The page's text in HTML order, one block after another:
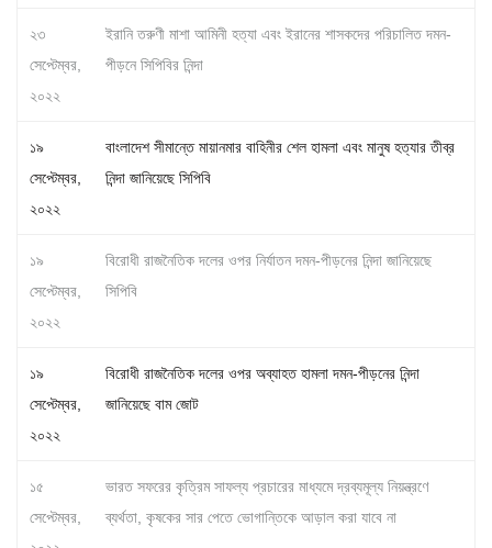
২৩
সেপ্টেম্বর,
২০২২
ইরানি তরুণী মাশা আমিনী হত্যা এবং ইরানের শাসকদের পরিচালিত দমন-
পীড়নে সিপিবির নিন্দা
১৯
সেপ্টেম্বর,
২০২২
বাংলাদেশ সীমান্তে মায়ানমার বাহিনীর শেল হামলা এবং মানুষ হত্যার তীব্র
নিন্দা জানিয়েছে সিপিবি
১৯
সেপ্টেম্বর,
২০২২
বিরোধী রাজনৈতিক দলের ওপর নির্যাতন দমন-পীড়নের নিন্দা জানিয়েছে
সিপিবি
১৯
সেপ্টেম্বর,
২০২২
বিরোধী রাজনৈতিক দলের ওপর অব্যাহত হামলা দমন-পীড়নের নিন্দা
জানিয়েছে বাম জোট
১৫
সেপ্টেম্বর,
ভারত সফরের কৃত্রিম সাফল্য প্রচারের মাধ্যমে দ্রব্যমূল্য নিয়ন্ত্রণে
ব্যর্থতা, কৃষকের সার পেতে ভোগান্তিকে আড়াল করা যাবে না